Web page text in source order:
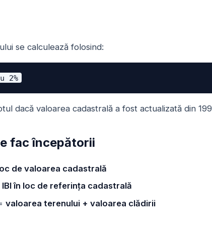
se calculează folosind:
2%
dacă valoarea cadastrală a fost actualizată din
fac începătorii
de valoarea cadastrală
în loc de referința cadastrală
valoarea terenului + valoarea clădirii